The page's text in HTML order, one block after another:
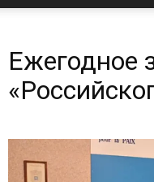
Ежегодное